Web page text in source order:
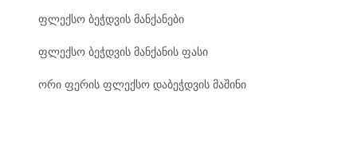
ფლექსო ბეჭდვის მანქანები
ფლექსო ბეჭდვის მანქანის ფასი
ორი ფერის ფლექსო დაბეჭდვის მაშინი